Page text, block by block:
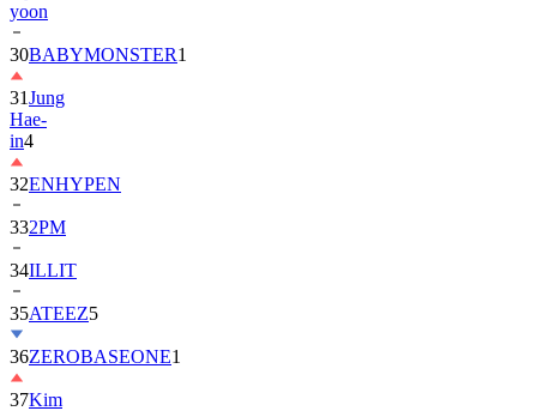
30BABYMONSTER
31Jung
Hae-
in4
32ENHYPEN
332PM
34ILLIT
35ATEEZ
36ZEROBASEONE
37Kim
Ji-
won2